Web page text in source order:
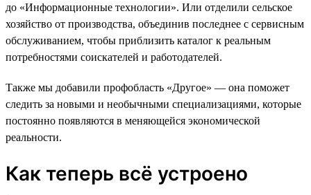
до «Информационные технологии». Или отделили сельское
хозяйство от производства, объединив последнее с сервисным
обслуживанием, чтобы приблизить каталог к реальным
потребностями соискателей и работодателей.
Также мы добавили профобласть «Другое» — она поможет
следить за новыми и необычными специализациями, которые
постоянно появляются в меняющейся экономической
реальности.
Как теперь всё устроено